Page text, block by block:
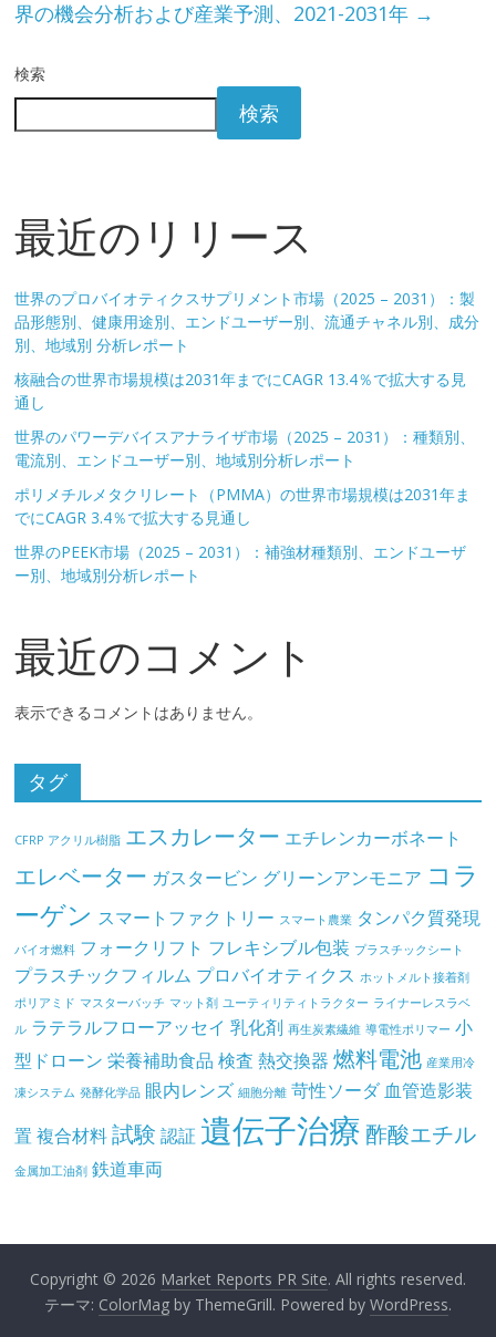
界の機会分析および産業予測、2021-2031年 →
検索
検索
最近のリリース
世界のプロバイオティクスサプリメント市場（2025 – 2031）：製
品形態別、健康用途別、エンドユーザー別、流通チャネル別、成分
別、地域別 分析レポート
核融合の世界市場規模は2031年までにCAGR 13.4％で拡大する見
通し
世界のパワーデバイスアナライザ市場（2025 – 2031）：種類別、
電流別、エンドユーザー別、地域別分析レポート
ポリメチルメタクリレート（PMMA）の世界市場規模は2031年ま
でにCAGR 3.4％で拡大する見通し
世界のPEEK市場（2025 – 2031）：補強材種類別、エンドユーザ
ー別、地域別分析レポート
最近のコメント
表示できるコメントはありません。
タグ
CFRP アクリル樹脂 エスカレーター エチレンカーボネート
エレベーター ガスタービン グリーンアンモニア コラ
ーゲン スマートファクトリー スマート農業 タンパク質発現
バイオ燃料 フォークリフト フレキシブル包装 プラスチックシート
プラスチックフィルム プロバイオティクス ホットメルト接着剤
ポリアミド マスターバッチ マット剤 ユーティリティトラクター ライナーレスラベ
ル ラテラルフローアッセイ 乳化剤 再生炭素繊維 導電性ポリマー 小
型ドローン 栄養補助食品 検査 熱交換器 燃料電池 産業用冷
凍システム 発酵化学品 眼内レンズ 細胞分離 苛性ソーダ 血管造影装
置 複合材料 試験 認証 遺伝子治療 酢酸エチル
金属加工油剤 鉄道車両
Copyright © 2026 Market Reports PR Site. All rights reserved.
テーマ: ColorMagby ThemeGrill. Powered by WordPress.